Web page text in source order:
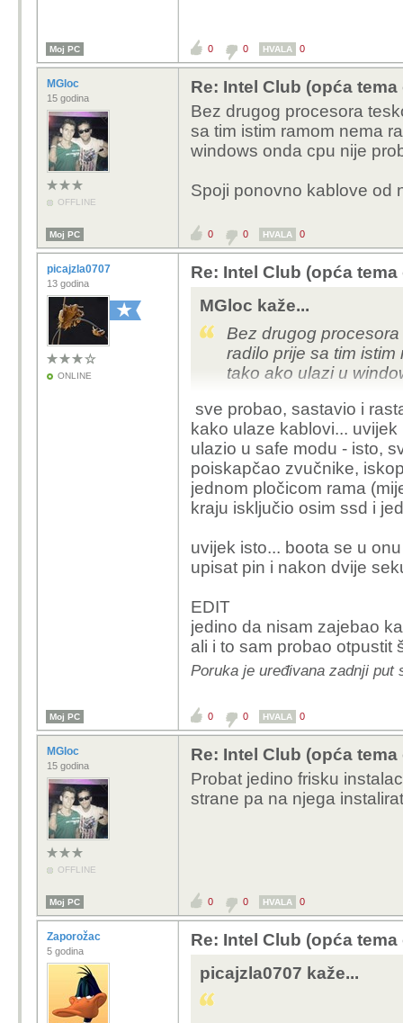
Moj PC 0 0 HVALA 0
MGloc
15 godina
OFFLINE
Re: Intel Club (opća
Bez drugog procesora
sa tim istim ramom nema
windows onda cpu nije
Spoji ponovno kablove od
Moj PC 0 0 HVALA 0
picajzla0707
13 godina
ONLINE
Re: Intel Club (opća
MGloc kaže...
Bez drugog
radilo prije sa tim
tako ako ulazi u
Spoji ponovno
sve probao, sastavio i
kako ulaze kablovi... uvijek
ulazio u safe modu - isto,
poiskapčao zvučnike,
jednom pločicom rama
kraju isključio osim ssd i
uvijek isto... boota se u
upisat pin i nakon dvije
EDIT
jedino da nisam zajebao
ali i to sam probao otpustit
Poruka je uređivana zadnji put
Moj PC 0 0 HVALA 0
MGloc
15 godina
OFFLINE
Re: Intel Club (opća
Probat jedino frisku
strane pa na njega
Moj PC 0 0 HVALA 0
Zaporožac
5 godina
Re: Intel Club (opća
picajzla0707 kaže...